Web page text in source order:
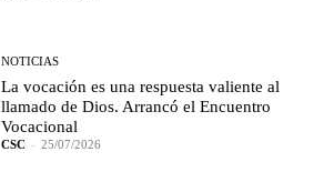
NOTICIAS
La vocación es una respuesta valiente al
llamado de Dios. Arrancó el Encuentro
Vocacional
CSC - 25/07/2026